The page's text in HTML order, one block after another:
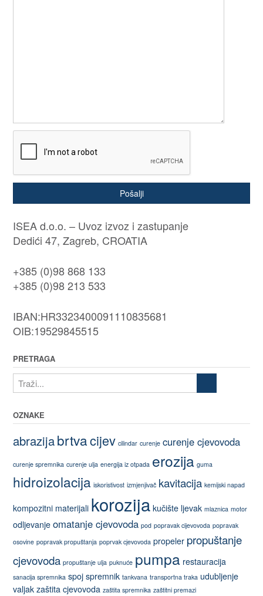
Pošalji
ISEA d.o.o. – Uvoz izvoz i zastupanje
Dedići 47, Zagreb, CROATIA
+385 (0)98 868 133
+385 (0)98 213 533
IBAN:HR3323400091110835681
OIB:19529845515
PRETRAGA
OZNAKE
abrazijabrtvacijev cilindar curenje curenje cjevovoda
curenje spremnika curenje ulja energija iz otpada erozija guma
hidroizolacija iskoristivost izmjenjivač kavitacija kemijski napad
kompozitni materijali korozija kučište ljevak mlaznica motor
odljevanje omatanje cjevovoda pod popravak cijevovoda popravak
osovine popravak propuštanja poprvak cjevovoda propeler propuštanje
cjevovoda propuštanje ulja puknuće pumpa restauracija
sanacija spremnika spoj spremnik tankvana transportna traka udubljenje
valjak zaštita cjevovoda zaštita spremnika zaštitni premazi